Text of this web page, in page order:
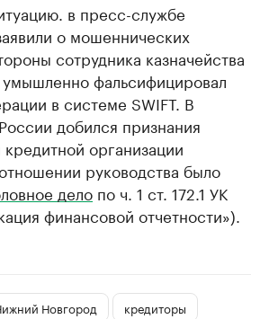
в пресс-службе
о мошеннических
сотрудника казначейства
фальсифицировал
в системе SWIFT. В
добился признания
организации
руководства было
дело по ч. 1 ст. 172.1 УК
финансовой отчетности»).
Новгород
кредиторы